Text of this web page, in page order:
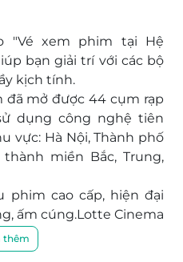
Nguyễn Văn Cừ,
Số 102 Đặng Văn Bi, P.
Chí Minh
Trung, KP4, P Linh
Số 968 đường Ba Tháng
1 đường Song Hành, Xa
Đà Nẵng, P.Hoà Cường
"Vé xem phim tại Hệ
bạn giải trí với các bộ
kịch tính.
đã mở được 44 cụm rạp
dụng công nghệ tiên
vực: Hà Nội, Thành phố
miền Bắc, Trung,
phim cao cấp, hiện đại
ấm cúng.Lotte Cinema
những người yêu thích
sống động, chân thật
thêm